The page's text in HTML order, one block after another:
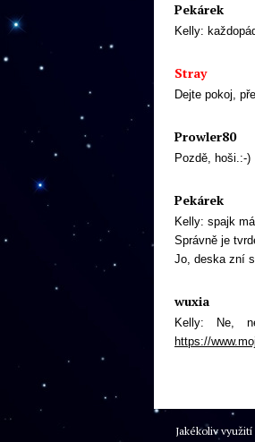
Pekárek
Kelly:
Stray
Dejte pokoj,
Prowler80
Pozdě, hoši.:-)
Pekárek
Kelly: spajk
Správně je
Jo, deska zní
wuxia
Kelly: Ne,
https://
Jakékoliv